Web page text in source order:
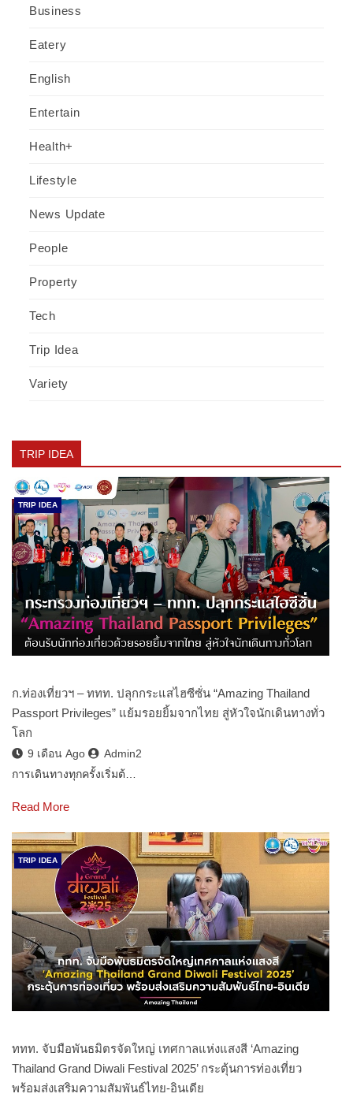
Business
Eatery
English
Entertain
Health+
Lifestyle
News Update
People
Property
Tech
Trip Idea
Variety
TRIP IDEA
TRIP IDEA
ก.ท่องเที่ยวฯ – ททท. ปลุกกระแสไฮซีซั่น “Amazing Thailand
Passport Privileges” แย้มรอยยิ้มจากไทย สู่หัวใจนักเดินทางทั่ว
โลก
9 เดือน Ago
Admin2
การเดินทางทุกครั้งเริ่มต้…
Read More
TRIP IDEA
ททท. จับมือพันธมิตรจัดใหญ่ เทศกาลแห่งแสงสี ‘Amazing
Thailand Grand Diwali Festival 2025’ กระตุ้นการท่องเที่ยว
พร้อมส่งเสริมความสัมพันธ์ไทย-อินเดีย